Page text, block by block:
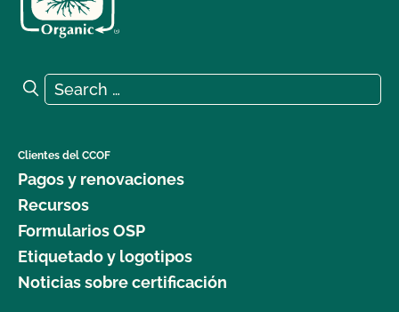
Search for:
Search
Clientes del CCOF
Pagos y renovaciones
Recursos
Formularios OSP
Etiquetado y logotipos
Noticias sobre certificación